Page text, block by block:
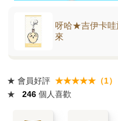
呀哈★吉伊卡哇
來
★ 會員好評 ★★★★★（1）
★
246 個人喜歡